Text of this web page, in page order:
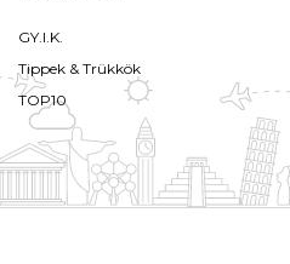
GY.I.K.
Tippek & Trükkök
TOP10